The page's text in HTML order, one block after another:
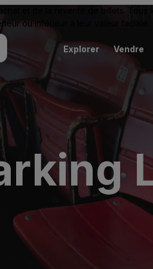
et de la revente de billets. Tous
ou inférieur à leur valeur faciale.
Explorer Vendre